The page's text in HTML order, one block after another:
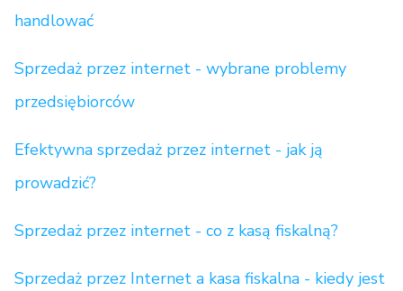
handlować
Sprzedaż przez internet - wybrane problemy
przedsiębiorców
Efektywna sprzedaż przez internet - jak ją
prowadzić?
Sprzedaż przez internet - co z kasą fiskalną?
Sprzedaż przez Internet a kasa fiskalna - kiedy jest